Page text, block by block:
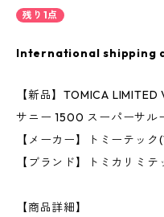
残り1点
International shipping
【新品】TOMICA
サニー 1500 スーパーサル
【メーカー】トミーテック
【ブランド】トミカリミ
【商品詳細】